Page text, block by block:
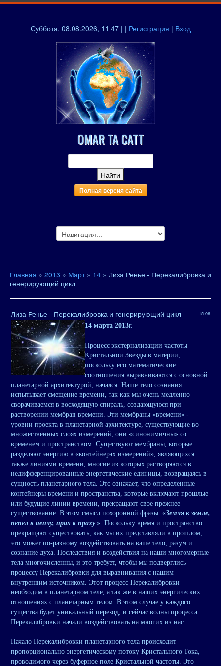
Суббота, 08.08.2026, 11:47 | | Регистрация | Вход
OMAR TA CATT
Полная версия сайта
Главная » 2013 » Март » 14 » Лиза Ренье - Перекалибровка и
генерирующий цикл
15:06
Лиза Ренье - Перекалибровка и генерирующий цикл
14 марта 2013г.
Процесс экстернализации частоты
Кристальной Звезды в материи,
поскольку его математические
соотношения выравниваются с основной
планетарной архитектурой, начался. Наше тело сознания
испытывает смещение времени, так как мы очень медленно
сворачиваемся в восходящую спираль, создающуюся при
растворении мембран времени. Эти мембраны «времени» -
уровни проекта в планетарной архитектуре, существующие во
множественных слоях измерений, они «синонимичны» со
временем и пространством. Существуют мембраны, которые
разделяют энергию в «контейнерах измерений», являющихся
также линиями времени, многие из которых растворяются в
недифференцированные энергетические единицы, возвращаясь в
сущность планетарного тела. Это означает, что определенные
контейнеры времени и пространства, которые включают прошлые
или будущие линии времени, прекращают свое прежнее
существование. В этом смысл похоронной фразы: «Земля к земле,
пепел к пеплу, прах к праху ». Поскольку время и пространство
прекращают существовать, как мы их представляли в прошлом,
это может по-разному воздействовать на ваше тело, разум и
сознание духа. Последствия и воздействия на наши многомерные
тела многочисленны, и это требует, чтобы мы подверглись
процессу Перекалибровки для выравнивания с нашим
внутренним источником. Этот процесс Перекалибровки
необходим в планетарном теле, а так же в наших энергических
отношениях с планетарным телом. В этом случае у каждого
существа будет уникальный переход, и сейчас волны процесса
Перекалибровки начали воздействовать на многих из нас.
Начало Перекалибровки планетарного тела происходит
пропорционально энергетическому потоку Кристального Тока,
проводимого через буферное поле Кристальной частоты. Это